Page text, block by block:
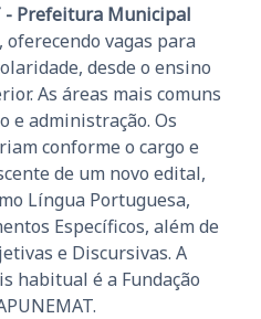
Prefeitura Municipal
vagas para
desde o ensino
As áreas mais comuns
e administração. Os
conforme o cargo e
de um novo edital,
Língua Portuguesa,
Específicos, além de
e Discursivas. A
habitual é a Fundação